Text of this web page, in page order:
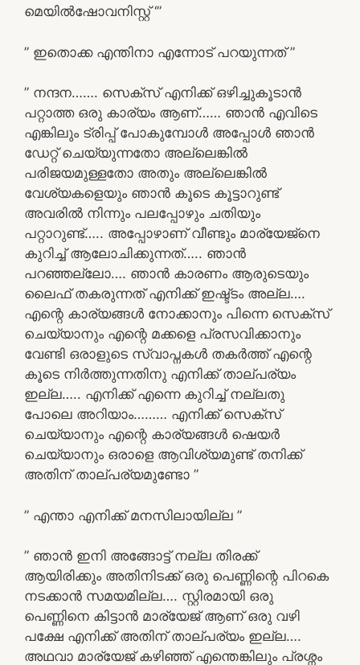
മെയിൽഷോവനിസ്റ്റ് ‘”
” ഇതൊക്ക എന്തിനാ എന്നോട് പറയുന്നത് ”
” നന്ദന……. സെക്സ് എനിക്ക് ഒഴിച്ചുകൂടാൻ
പറ്റാത്ത ഒരു കാര്യം ആണ്‌…… ഞാൻ എവിടെ
എങ്കിലും ട്രിപ്പ് പോകുമ്പോൾ അപ്പോൾ ഞാൻ
ഡേറ്റ് ചെയ്യുന്നതോ അല്ലെങ്കിൽ
പരിജയമുള്ളതോ അതും അല്ലെങ്കിൽ
വേശ്യകളെയും ഞാൻ കൂടെ കൂട്ടാറുണ്ട്
അവരിൽ നിന്നും പലപ്പോഴും ചതിയും
പറ്റാറുണ്ട്….. അപ്പോഴാണ് വീണ്ടും മാര്യേജ്നെ
കുറിച്ച് ആലോചിക്കുന്നത്….. ഞാൻ
പറഞ്ഞല്ലോ…. ഞാൻ കാരണം ആരുടെയും
ലൈഫ് തകരുന്നത് എനിക്ക് ഇഷ്ട്ടം അല്ല….
എന്റെ കാര്യങ്ങൾ നോക്കാനും പിന്നെ സെക്സ്
ചെയ്യാനും എന്റെ മക്കളെ പ്രസവിക്കാനും
വേണ്ടി ഒരാളുടെ സ്വാപ്നകൾ തകർത്ത് എന്റെ
കൂടെ നിർത്തുന്നതിനു എനിക്ക് താല്പര്യം
ഇല്ല….. എനിക്ക് എന്നെ കുറിച്ച് നല്ലതു
പോലെ അറിയാം……… എനിക്ക് സെക്സ്
ചെയ്യാനും എന്റെ കാര്യങ്ങൾ ഷെയർ
ചെയ്യാനും ഒരാളെ ആവിശ്യമുണ്ട് തനിക്ക്
അതിന് താല്പര്യമുണ്ടോ ”
” എന്താ എനിക്ക് മനസിലായില്ല ”
” ഞാൻ ഇനി അങ്ങോട്ട് നല്ല തിരക്ക്
ആയിരിക്കും അതിനിടക്ക് ഒരു പെണ്ണിന്റെ പിറകെ
നടക്കാൻ സമയമില്ല…. സ്റ്റിരമായി ഒരു
പെണ്ണിനെ കിട്ടാൻ മാര്യേജ് ആണ്‌ ഒരു വഴി
പക്ഷേ എനിക്ക് അതിന് താല്പര്യം ഇല്ല….
അഥവാ മാര്യേജ് കഴിഞ്ഞ് എന്തെങ്കിലും പ്രശ്നം